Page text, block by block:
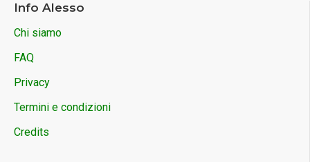
Info Alesso
Chi siamo
FAQ
Privacy
Termini e condizioni
Credits